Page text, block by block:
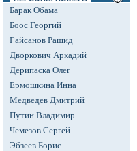
Барак Обама
Боос Георгий
Гайсанов Рашид
Дворкович Аркадий
Дерипаска Олег
Ермошкина Инна
Медведев Дмитрий
Путин Владимир
Чемезов Сергей
Эбзеев Борис